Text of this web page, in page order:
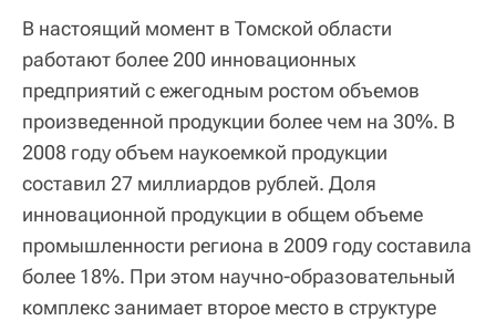
В настоящий момент в Томской области
работают более 200 инновационных
предприятий с ежегодным ростом объемов
произведенной продукции более чем на 30%. В
2008 году объем наукоемкой продукции
составил 27 миллиардов рублей. Доля
инновационной продукции в общем объеме
промышленности региона в 2009 году составила
более 18%. При этом научно-образовательный
комплекс занимает второе место в структуре